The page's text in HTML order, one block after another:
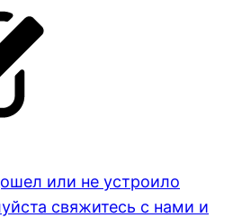
или не устроило
свяжитесь с нами и